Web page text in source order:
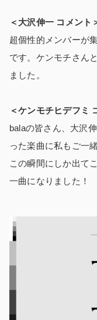
＜大沢伸一 コメント
超個性的メンバーが
です。ケンモチさん
ました。
＜ケンモチヒデフミ
balaの皆さん、大沢
った楽曲に私もご一
この瞬間にしか出て
一曲になりました！